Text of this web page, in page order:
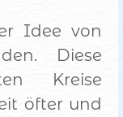
Idee von
Diese
Kreise
öfter und